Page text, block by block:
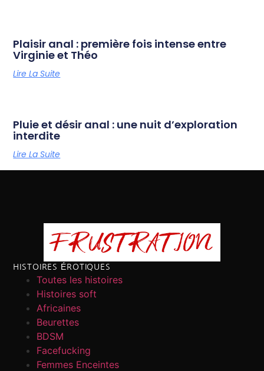
Plaisir anal : première fois intense entre
Virginie et Théo
Lire La Suite
Pluie et désir anal : une nuit d’exploration
interdite
Lire La Suite
HISTOIRES ÉROTIQUES
Toutes les histoires
Histoires soft
Africaines
Beurettes
BDSM
Facefucking
Femmes Enceintes